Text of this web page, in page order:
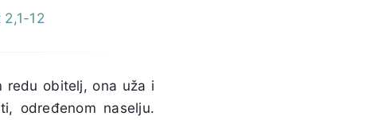
12
redu obitelj, ona uža i
određenom naselju.